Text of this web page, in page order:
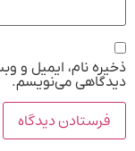
ذخیره نام، ایمیل و
دیدگاهی می‌نویسم.